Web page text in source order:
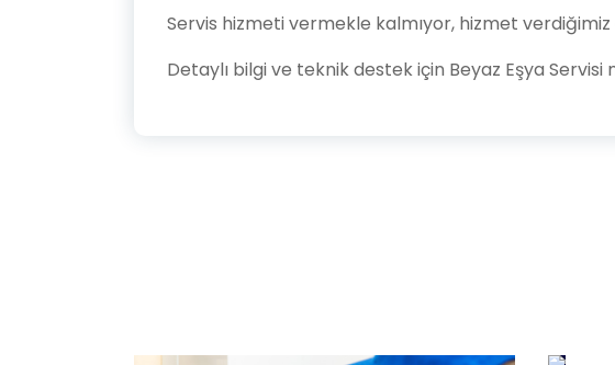
Servis hizmeti vermekle kalmıyor, hizmet verdiğimiz
Detaylı bilgi ve teknik destek için Beyaz Eşya